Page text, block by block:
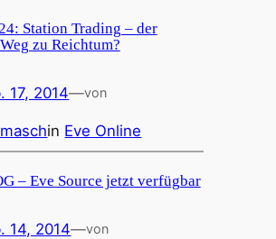
Station Trading – der
zu Reichtum?
17, 2014—von
in Eve Online
– Eve Source jetzt verfügbar
14, 2014—von